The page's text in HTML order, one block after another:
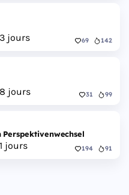
jours 69 142
jours 31 99
Perspektivenwechsel
jours 194 91